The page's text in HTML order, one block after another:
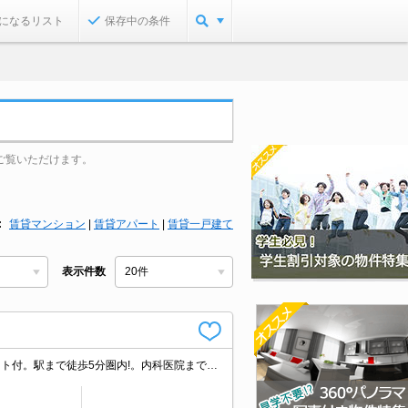
なるリスト 保存中の条件
いただけます。
賃貸マンション 賃貸アパート 賃貸一戸建て
表示件数